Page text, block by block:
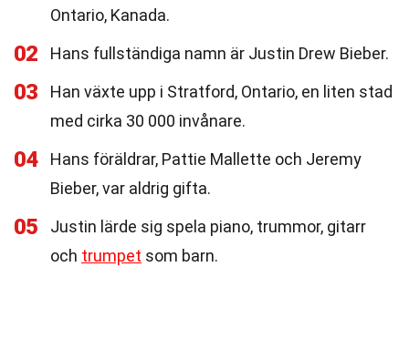
Ontario, Kanada.
02 Hans fullständiga namn är Justin Drew Bieber.
03
Han växte upp i Stratford, Ontario, en liten stad
med cirka 30 000 invånare.
04
Hans föräldrar, Pattie Mallette och Jeremy
Bieber, var aldrig gifta.
05
Justin lärde sig spela piano, trummor, gitarr
och trumpet som barn.